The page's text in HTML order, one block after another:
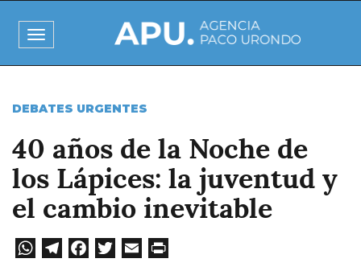
al
contenido
principal
Toggle
navigation
DEBATES URGENTES
40 años de la Noche de
los Lápices: la juventud y
el cambio inevitable
W
Te
Fa